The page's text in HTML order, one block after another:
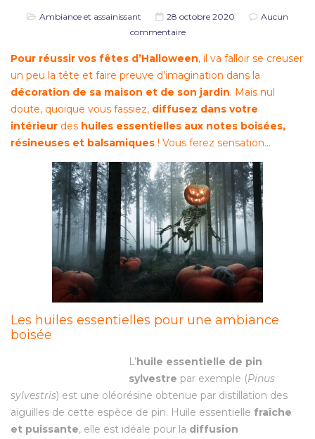
Ambiance et assainissant 28 octobre 2020
Aucun
commentaire
Pour réussir vos fêtes d’Halloween, il va falloir se creuser
un peu la tête et faire preuve d’imagination dans la
décoration de sa maison et de son jardin. Mais nul
doute, quoique vous fassiez, diffusez dans votre
intérieur des huiles essentielles aux notes boisées,
résineuses et balsamiques ! Vous ferez sensation…
Les huiles essentielles pour une ambiance
boisée
L’huile essentielle de pin
sylvestre par exemple (Pinus
sylvestris) est une oléorésine obtenue par distillation des
aiguilles de cette espèce de pin. Huile essentielle fraîche
et puissante, elle est idéale pour la diffusion